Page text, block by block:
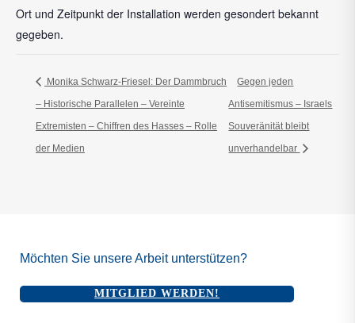
Ort und Zeitpunkt der Installation werden gesondert bekannt
gegeben.
Monika Schwarz-Friesel: Der Dammbruch
– Historische Parallelen – Vereinte
Extremisten – Chiffren des Hasses – Rolle
der Medien
Gegen jeden
Antisemitismus – Israels
Souveränität bleibt
unverhandelbar
Möchten Sie unsere Arbeit unterstützen?
MITGLIED WERDEN!